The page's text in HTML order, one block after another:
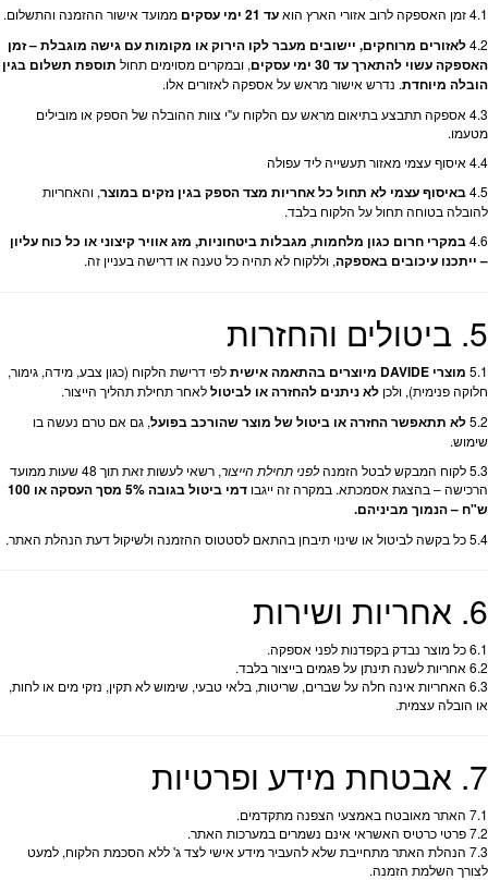
4.1 זמן האספקה לרוב אזורי הארץ הוא עד 21 ימי עסקים
ממועד אישור ההזמנה והתשלום.
4.2לאזורים מרוחקים, יישובים מעבר לקו הירוק או מקומות עם גישה מוגבלת – זמן
האספקה עשוי להתארך עד 30 ימי עסקים
, ובמקרים מסוימים תחול תוספת תשלום בגין
הובלה מיוחדת. נדרש אישור מראש על אספקה לאזורים אלו.
4.3 אספקה תתבצע בתיאום מראש עם הלקוח ע"י צוות ההובלה של הספק או מובילים
מטעמו.
4.4 איסוף עצמי מאזור תעשייה ליד עפולה
4.5באיסוף עצמי לא תחול כל אחריות מצד הספק בגין נזקים במוצר, והאחריות
להובלה בטוחה תחול על הלקוח בלבד.
4.6במקרי חרום כגון מלחמות, מגבלות ביטחוניות, מזג אוויר קיצוני או כל כוח עליון
– ייתכנו עיכובים באספקה, וללקוח לא תהיה כל טענה או דרישה בעניין זה.
5. ביטולים והחזרות
5.1 מוצרי DAVIDE מיוצרים בהתאמה אישית
לפי דרישת הלקוח (כגון צבע, מידה, גימור,
חלוקה פנימית), ולכן לא ניתנים להחזרה או לביטוללאחר תחילת תהליך הייצור.
5.2לא תתאפשר החזרה או ביטול של מוצר שהורכב בפועל, גם אם טרם נעשה בו
שימוש.
5.3 לקוח המבקש לבטל הזמנה
לפני תחילת הייצור
, רשאי לעשות זאת תוך 48 שעות ממועד
הרכישה – בהצגת אסמכתא. במקרה זה ייגבו
דמי ביטול בגובה 5% מסך העסקה או 100
ש"ח – הנמוך מביניהם.
5.4 כל בקשה לביטול או שינוי תיבחן בהתאם לסטטוס ההזמנה ולשיקול דעת הנהלת האתר.
6. אחריות ושירות
6.1 כל מוצר נבדק בקפדנות לפני אספקה.
6.2 אחריות לשנה תינתן על פגמים בייצור בלבד.
6.3 האחריות אינה חלה על שברים, שריטות, בלאי טבעי, שימוש לא תקין, נזקי מים או לחות,
או הובלה עצמית.
7. אבטחת מידע ופרטיות
7.1 האתר מאובטח באמצעי הצפנה מתקדמים.
7.2 פרטי כרטיס האשראי אינם נשמרים במערכות האתר.
7.3 הנהלת האתר מתחייבת שלא להעביר מידע אישי לצד ג' ללא הסכמת הלקוח, למעט
לצורך השלמת הזמנה.